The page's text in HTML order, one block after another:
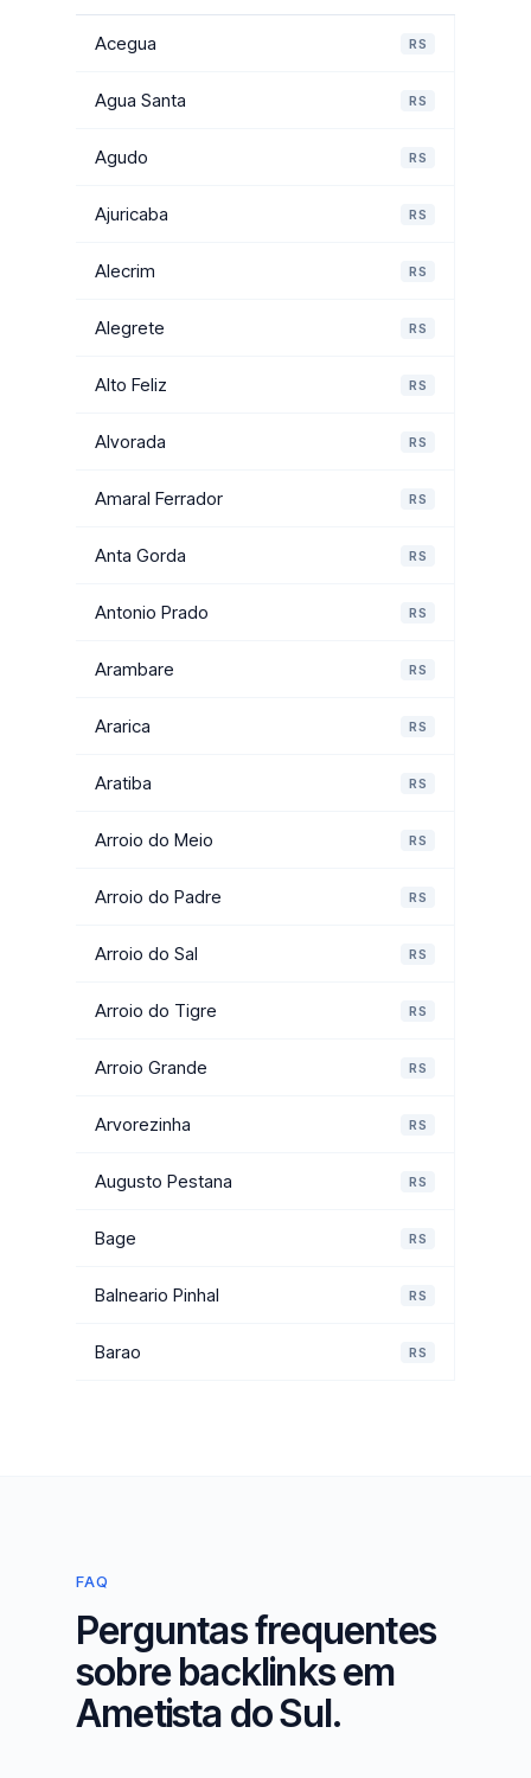
Acegua RS
Agua Santa RS
Agudo RS
Ajuricaba RS
Alecrim RS
Alegrete RS
Alto Feliz RS
Alvorada RS
Amaral Ferrador RS
Anta Gorda RS
Antonio Prado RS
Arambare RS
Ararica RS
Aratiba RS
Arroio do Meio RS
Arroio do Padre RS
Arroio do Sal RS
Arroio do Tigre RS
Arroio Grande RS
Arvorezinha RS
Augusto Pestana RS
Bage RS
Balneario Pinhal RS
Barao RS
FAQ
Perguntas frequentes
sobre backlinks em
Ametista do Sul.